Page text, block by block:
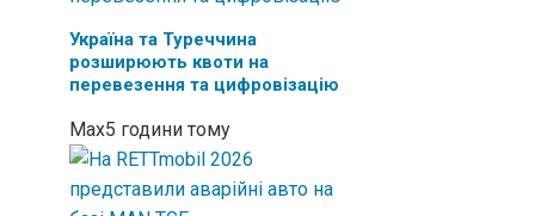
Україна та Туреччина
розширюють квоти на
перевезення та цифровізацію
Max5 години тому